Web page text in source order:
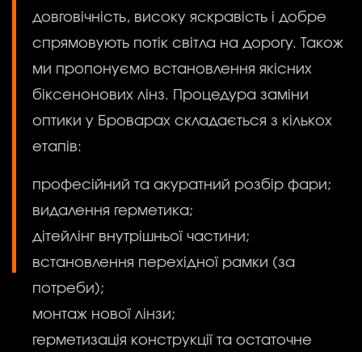
довговічність, високу яскравість і добре
спрямовують потік світла на дорогу. Також
ми пропонуємо встановлення якісних
біксенонових лінз. Процедура заміни
оптики у Броварах складається з кількох
етапів:
професійний та акуратний розбір фари;
видалення герметика;
дітейлінг внутрішньої частини;
встановлення перехідної рамки (за
потреби);
монтаж нової лінзи;
герметизація конструкції та остаточне